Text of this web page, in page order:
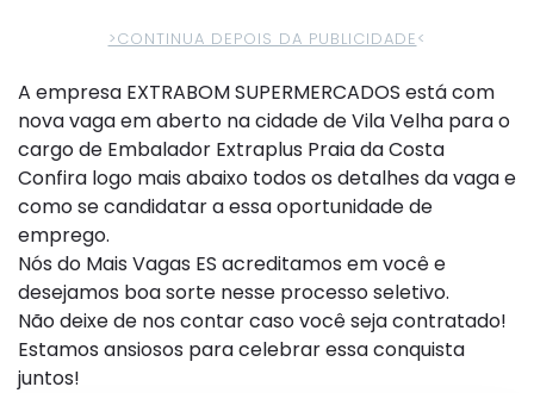
>CONTINUA DEPOIS DA PUBLICIDADE<
A empresa EXTRABOM SUPERMERCADOS está com
nova vaga em aberto na cidade de Vila Velha para o
cargo de Embalador Extraplus Praia da Costa
Confira logo mais abaixo todos os detalhes da vaga e
como se candidatar a essa oportunidade de
emprego.
Nós do Mais Vagas ES acreditamos em você e
desejamos boa sorte nesse processo seletivo.
Não deixe de nos contar caso você seja contratado!
Estamos ansiosos para celebrar essa conquista
juntos!